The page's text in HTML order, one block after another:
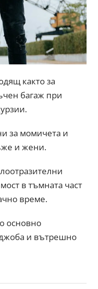
както за
багаж при
за момичета и
и жени.
в тъмната част
време.
основно
и вътрешно